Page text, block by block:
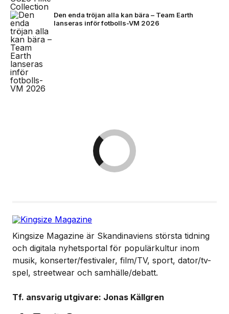
Den enda tröjan alla kan bära – Team Earth
lanseras inför fotbolls-VM 2026
Kingsize Magazine är Skandinaviens största tidning
och digitala nyhetsportal för populärkultur inom
musik, konserter/festivaler, film/TV, sport, dator/tv-
spel, streetwear och samhälle/debatt.
Tf. ansvarig utgivare: Jonas Källgren